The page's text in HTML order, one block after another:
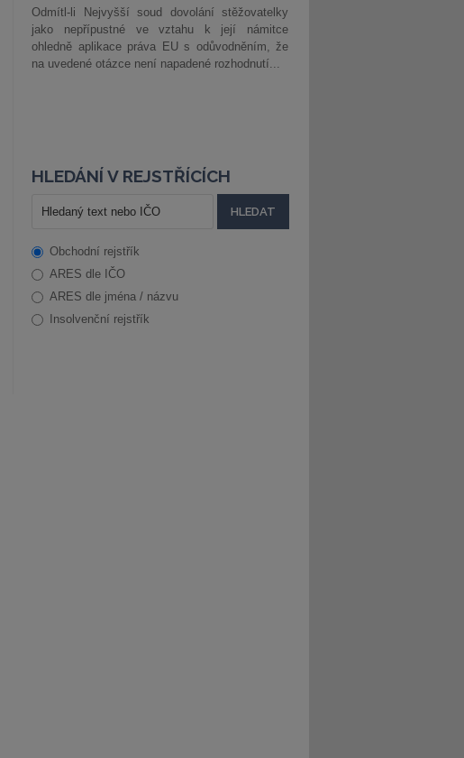
Odmítl-li Nejvyšší soud dovolání stěžovatelky
jako nepřípustné ve vztahu k její námitce
ohledně aplikace práva EU s odůvodněním, že
na uvedené otázce není napadené rozhodnutí...
HLEDÁNÍ V REJSTŘÍCÍCH
Obchodní rejstřík
ARES dle IČO
ARES dle jména / názvu
Insolvenční rejstřík